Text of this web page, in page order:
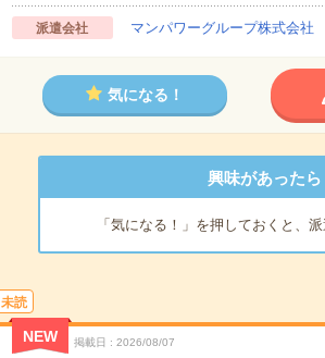
派遣会社 マンパワーグループ株式会
気になる！
興味があった
「気になる！」を押しておくと、
未読
NEW 掲載日 2026/08/07